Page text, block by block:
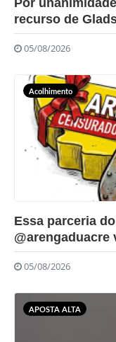
recurso de
05/08/2026
Acolhimento
?>
Essa parceria
@arengaduacre
05/08/2026
APOSTA ALTA